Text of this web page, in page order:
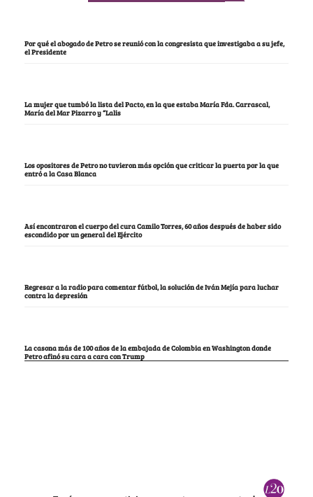
Por qué el abogado de Petro se reunió con la congresista que investigaba a su jefe,
el Presidente
La mujer que tumbó la lista del Pacto, en la que estaba María Fda. Carrascal,
María del Mar Pizarro y “Lalis
Los opositores de Petro no tuvieron más opción que criticar la puerta por la que
entró a la Casa Blanca
Así encontraron el cuerpo del cura Camilo Torres, 60 años después de haber sido
escondido por un general del Ejército
Regresar a la radio para comentar fútbol, la solución de Iván Mejía para luchar
contra la depresión
La casona más de 100 años de la embajada de Colombia en Washington donde
Petro afinó su cara a cara con Trump